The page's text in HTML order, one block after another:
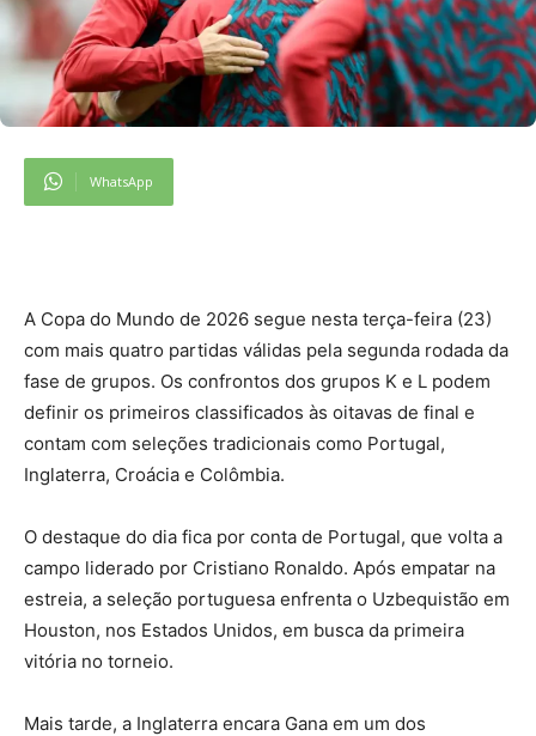
WhatsApp
A Copa do Mundo de 2026 segue nesta terça-feira (23)
com mais quatro partidas válidas pela segunda rodada da
fase de grupos. Os confrontos dos grupos K e L podem
definir os primeiros classificados às oitavas de final e
contam com seleções tradicionais como Portugal,
Inglaterra, Croácia e Colômbia.
O destaque do dia fica por conta de Portugal, que volta a
campo liderado por Cristiano Ronaldo. Após empatar na
estreia, a seleção portuguesa enfrenta o Uzbequistão em
Houston, nos Estados Unidos, em busca da primeira
vitória no torneio.
Mais tarde, a Inglaterra encara Gana em um dos